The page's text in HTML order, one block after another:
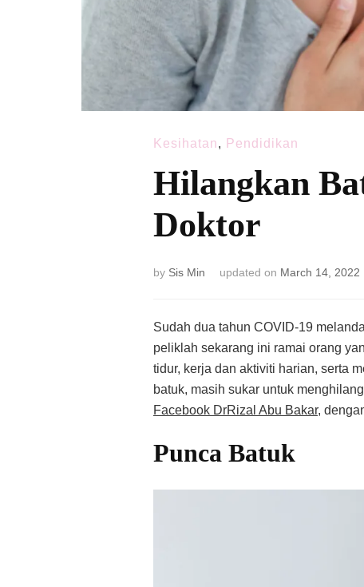
Kesihatan, Pendidikan
Hilangkan
Doktor
by Sis Min updated on March 14, 2022
Sudah dua tahun COVID-19
peliklah sekarang ini ramai orang
tidur, kerja dan aktiviti harian, serta
batuk, masih sukar untuk
Facebook DrRizal Abu Bakar,
Punca Batuk